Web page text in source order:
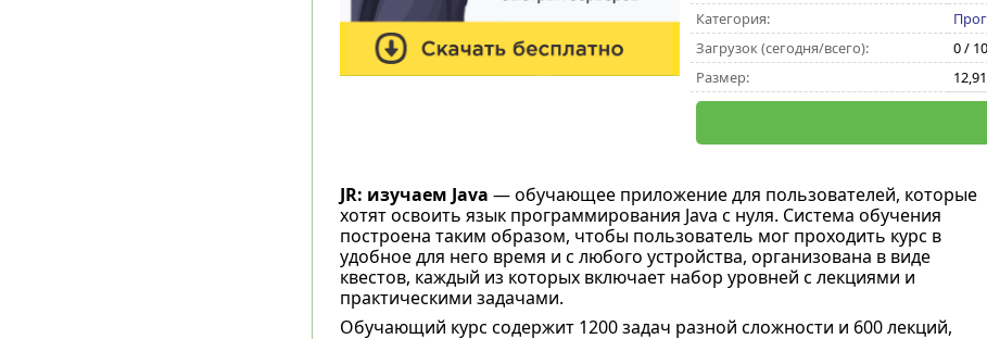
Категория:
Загрузок (сегодня/всего):
0 /
Размер:
JR: изучаем Java — обучающее приложение для пользователей, которые
хотят освоить язык программирования Java с нуля. Система обучения
построена таким образом, чтобы пользователь мог проходить курс в
удобное для него время и с любого устройства, организована в виде
квестов, каждый из которых включает набор уровней с лекциями и
практическими задачами.
Обучающий курс содержит 1200 задач разной сложности и 600 лекций,